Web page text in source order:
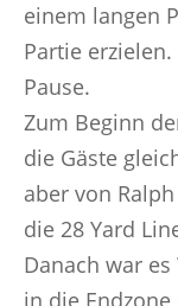
einem langen
Partie
Pause.
Zum Beginn
die Gäste
aber von
die 28 Yard
Danach war
in die